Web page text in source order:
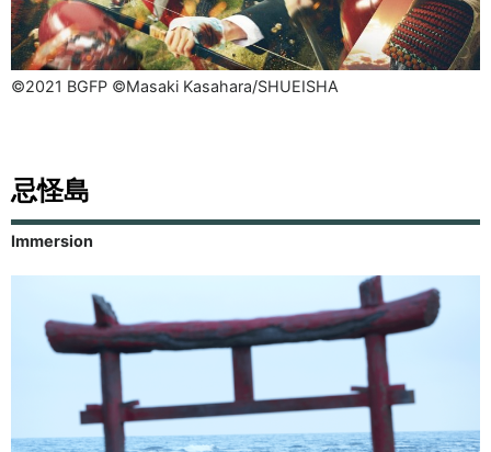
©2021 BGFP ©Masaki Kasahara/SHUEISHA
忌怪島
Immersion